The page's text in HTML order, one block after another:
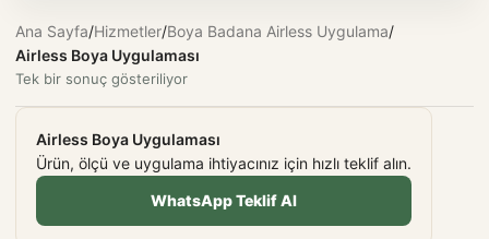
Ana Sayfa/Hizmetler/Boya Badana Airless Uygulama/
Airless Boya Uygulaması
Tek bir sonuç gösteriliyor
Airless Boya Uygulaması
Ürün, ölçü ve uygulama ihtiyacınız için hızlı teklif alın.
WhatsApp Teklif Al